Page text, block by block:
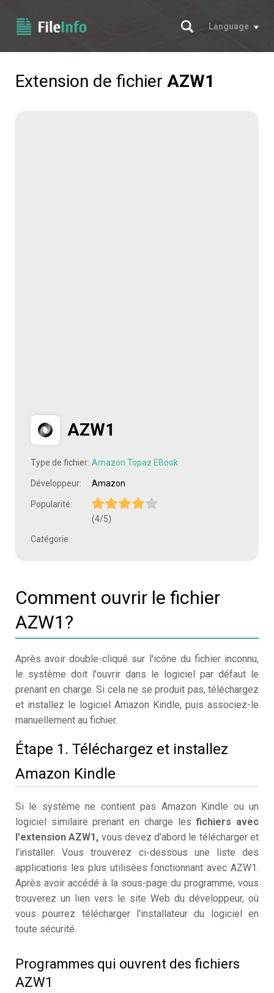
Chercher
Language
Extension de fichier AZW1
AZW1
Type de fichier: Amazon Topaz EBook
Développeur: Amazon
Popularité:
(4/5)
Catégorie:
Comment ouvrir le fichier
AZW1?
Après avoir double-cliqué sur l'icône du fichier inconnu,
le système doit l'ouvrir dans le logiciel par défaut le
prenant en charge. Si cela ne se produit pas, téléchargez
et installez le logiciel Amazon Kindle, puis associez-le
manuellement au fichier.
Étape 1. Téléchargez et installez
Amazon Kindle
Si le système ne contient pas Amazon Kindle ou un
logiciel similaire prenant en charge lesfichiers avec
l'extension AZW1, vous devez d'abord le télécharger et
l'installer. Vous trouverez ci-dessous une liste des
applications les plus utilisées fonctionnant avec AZW1.
Après avoir accédé à la sous-page du programme, vous
trouverez un lien vers le site Web du développeur, où
vous pourrez télécharger l'installateur du logiciel en
toute sécurité.
Programmes qui ouvrent des fichiers
AZW1